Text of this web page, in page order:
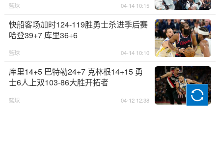
篮球 04-14 10:15
快船客场加时124-119胜勇士杀进季后赛
哈登39+7 库里36+6
篮球 04-14 10:10
库里14+5 巴特勒24+7 克林根14+15 勇
士6人上双103-86大胜开拓者
篮球 04-12 12:38